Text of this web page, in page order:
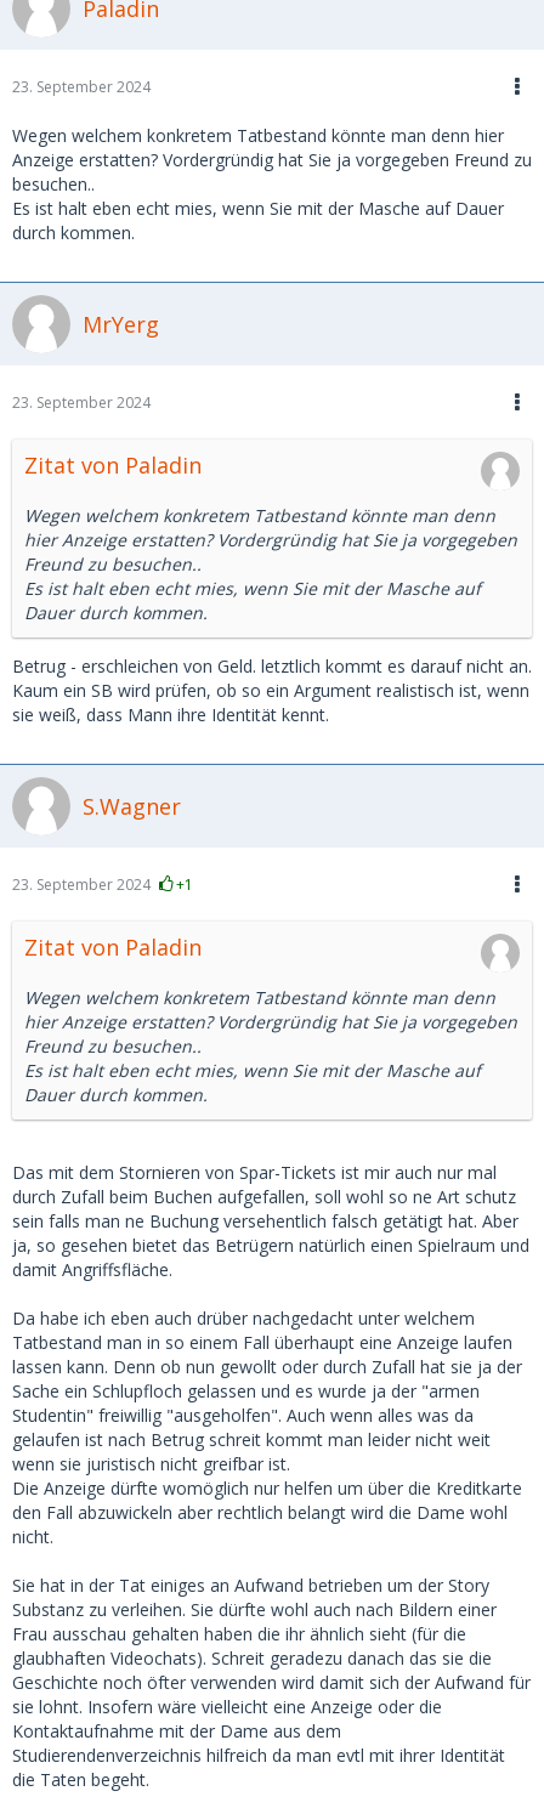
Paladin
23. September 2024
Wegen welchem konkretem Tatbestand könnte man denn hier
Anzeige erstatten? Vordergründig hat Sie ja vorgegeben Freund zu
besuchen..
Es ist halt eben echt mies, wenn Sie mit der Masche auf Dauer
durch kommen.
MrYerg
23. September 2024
Zitat von Paladin
Wegen welchem konkretem Tatbestand könnte man denn
hier Anzeige erstatten? Vordergründig hat Sie ja vorgegeben
Freund zu besuchen..
Es ist halt eben echt mies, wenn Sie mit der Masche auf
Dauer durch kommen.
Betrug - erschleichen von Geld. letztlich kommt es darauf nicht an.
Kaum ein SB wird prüfen, ob so ein Argument realistisch ist, wenn
sie weiß, dass Mann ihre Identität kennt.
S.Wagner
23. September 2024 +1
Zitat von Paladin
Wegen welchem konkretem Tatbestand könnte man denn
hier Anzeige erstatten? Vordergründig hat Sie ja vorgegeben
Freund zu besuchen..
Es ist halt eben echt mies, wenn Sie mit der Masche auf
Dauer durch kommen.
Das mit dem Stornieren von Spar-Tickets ist mir auch nur mal
durch Zufall beim Buchen aufgefallen, soll wohl so ne Art schutz
sein falls man ne Buchung versehentlich falsch getätigt hat. Aber
ja, so gesehen bietet das Betrügern natürlich einen Spielraum und
damit Angriffsfläche.
Da habe ich eben auch drüber nachgedacht unter welchem
Tatbestand man in so einem Fall überhaupt eine Anzeige laufen
lassen kann. Denn ob nun gewollt oder durch Zufall hat sie ja der
Sache ein Schlupfloch gelassen und es wurde ja der "armen
Studentin" freiwillig "ausgeholfen". Auch wenn alles was da
gelaufen ist nach Betrug schreit kommt man leider nicht weit
wenn sie juristisch nicht greifbar ist.
Die Anzeige dürfte womöglich nur helfen um über die Kreditkarte
den Fall abzuwickeln aber rechtlich belangt wird die Dame wohl
nicht.
Sie hat in der Tat einiges an Aufwand betrieben um der Story
Substanz zu verleihen. Sie dürfte wohl auch nach Bildern einer
Frau ausschau gehalten haben die ihr ähnlich sieht (für die
glaubhaften Videochats). Schreit geradezu danach das sie die
Geschichte noch öfter verwenden wird damit sich der Aufwand für
sie lohnt. Insofern wäre vielleicht eine Anzeige oder die
Kontaktaufnahme mit der Dame aus dem
Studierendenverzeichnis hilfreich da man evtl mit ihrer Identität
die Taten begeht.